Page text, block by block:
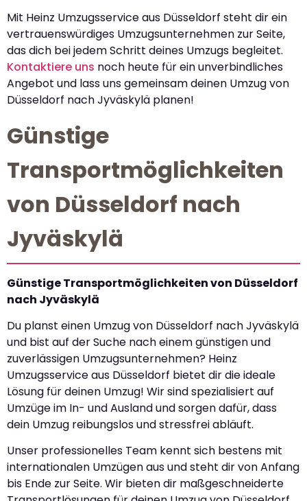
Mit Heinz Umzugsservice aus Düsseldorf steht dir ein
vertrauenswürdiges Umzugsunternehmen zur Seite,
das dich bei jedem Schritt deines Umzugs begleitet.
Kontaktiere uns noch heute für ein unverbindliches
Angebot und lass uns gemeinsam deinen Umzug von
Düsseldorf nach Jyväskylä planen!
Günstige
Transportmöglichkeiten
von Düsseldorf nach
Jyväskylä
Günstige Transportmöglichkeiten von Düsseldorf
nach Jyväskylä
Du planst einen Umzug von Düsseldorf nach Jyväskylä
und bist auf der Suche nach einem günstigen und
zuverlässigen Umzugsunternehmen? Heinz
Umzugsservice aus Düsseldorf bietet dir die ideale
Lösung für deinen Umzug! Wir sind spezialisiert auf
Umzüge im In- und Ausland und sorgen dafür, dass
dein Umzug reibungslos und stressfrei abläuft.
Unser professionelles Team kennt sich bestens mit
internationalen Umzügen aus und steht dir von Anfang
bis Ende zur Seite. Wir bieten dir maßgeschneiderte